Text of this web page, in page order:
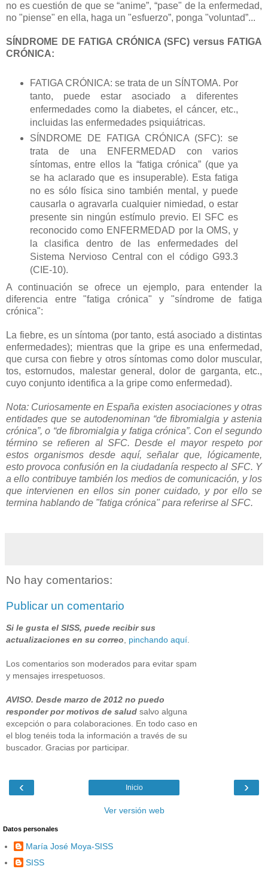
no es cuestión de que se “anime”, “pase" de la enfermedad,
no "piense" en ella, haga un "esfuerzo”, ponga "voluntad”...
SÍNDROME DE FATIGA CRÓNICA (SFC) versus FATIGA
CRÓNICA:
FATIGA CRÓNICA: se trata de un SÍNTOMA. Por
tanto, puede estar asociado a diferentes
enfermedades como la diabetes, el cáncer, etc.,
incluidas las enfermedades psiquiátricas.
SÍNDROME DE FATIGA CRÓNICA (SFC): se
trata de una ENFERMEDAD con varios
síntomas, entre ellos la “fatiga crónica” (que ya
se ha aclarado que es insuperable). Esta fatiga
no es sólo física sino también mental, y puede
causarla o agravarla cualquier nimiedad, o estar
presente sin ningún estímulo previo. El SFC es
reconocido como ENFERMEDAD por la OMS, y
la clasifica dentro de las enfermedades del
Sistema Nervioso Central con el código G93.3
(CIE-10).
A continuación se ofrece un ejemplo, para entender la
diferencia entre "fatiga crónica" y "síndrome de fatiga
crónica":
La fiebre, es un síntoma (por tanto, está asociado a distintas
enfermedades); mientras que la gripe es una enfermedad,
que cursa con fiebre y otros síntomas como dolor muscular,
tos, estornudos, malestar general, dolor de garganta, etc.,
cuyo conjunto identifica a la gripe como enfermedad).
Nota: Curiosamente en España existen asociaciones y otras
entidades que se autodenominan “de fibromialgia y astenia
crónica”, o “de fibromialgia y fatiga crónica”. Con el segundo
término se refieren al SFC. Desde el mayor respeto por
estos organismos desde aquí, señalar que, lógicamente,
esto provoca confusión en la ciudadanía respecto al SFC. Y
a ello contribuye también los medios de comunicación, y los
que intervienen en ellos sin poner cuidado, y por ello se
termina hablando de "fatiga crónica" para referirse al SFC.
No hay comentarios:
Publicar un comentario
Si le gusta el SISS, puede recibir sus
actualizaciones en su correo
pinchando aquí
Los comentarios son moderados para evitar spam
y mensajes irrespetuosos.
AVISO. Desde marzo de 2012 no puedo
responder por motivos de salud salvo alguna
excepción o para colaboraciones. En todo caso en
el blog tenéis toda la información a través de su
buscador. Gracias por participar.
‹ ›
Inicio
Ver versión web
Datos personales
María José Moya-SISS
SISS